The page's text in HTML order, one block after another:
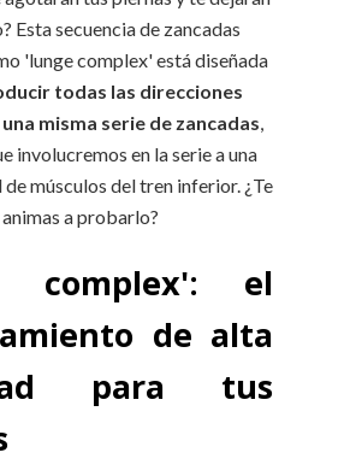
Esta secuencia de zancadas
'lunge complex' está diseñada
todas las direcciones
misma serie de zancadas,
involucremos en la serie a una
músculos del tren inferior. ¿Te
animas a probarlo?
complex': el
de alta
para tus